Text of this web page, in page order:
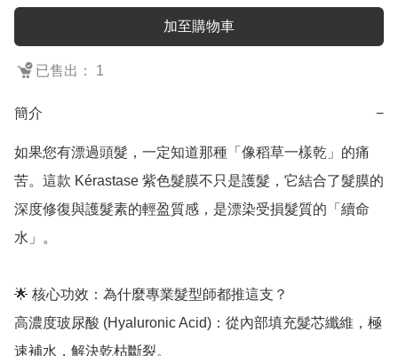
加至購物車
已售出： 1
簡介 −
如果您有漂過頭髮，一定知道那種「像稻草一樣乾」的痛
苦。這款 Kérastase 紫色髮膜不只是護髮，它結合了髮膜的
深度修復與護髮素的輕盈質感，是漂染受損髮質的「續命
水」。
🌟 核心功效：為什麼專業髮型師都推這支？
高濃度玻尿酸 (Hyaluronic Acid)：從內部填充髮芯纖維，極
速補水，解決乾枯斷裂。